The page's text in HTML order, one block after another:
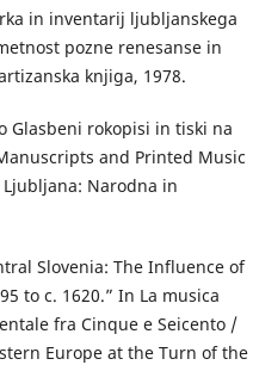
in inventarij ljubljanskega
pozne renesanse in
knjiga, 1978.
rokopisi in tiski na
and Printed Music
Ljubljana: Narodna in
Slovenia: The Influence of
to c. 1620.” In La musica
fra Cinque e Seicento /
Europe at the Turn of the